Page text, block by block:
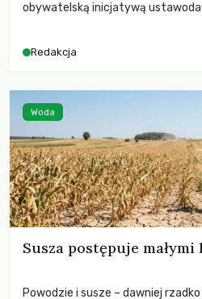
obywatelską inicjatywą
niezwykle korzystne rozwiązania
funkcjonowania łowiectwa w
Redakcja
Susza postępuje
Powodzie i susze – dawniej
Woda